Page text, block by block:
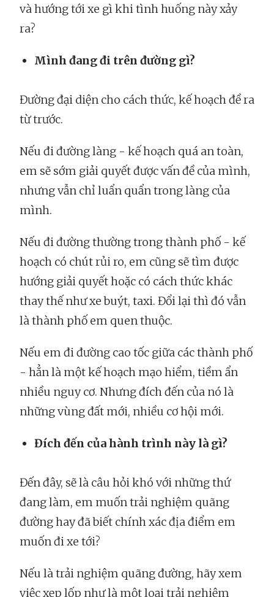
và hướng tới xe gì khi tình huống này xảy
ra?
Mình đang đi trên đường gì?
Đường đại diện cho cách thức, kế hoạch đề ra
từ trước.
Nếu đi đường làng - kế hoạch quá an toàn,
em sẽ sớm giải quyết được vấn đề của mình,
nhưng vẫn chỉ luẩn quẩn trong làng của
mình.
Nếu đi đường thường trong thành phố - kế
hoạch có chút rủi ro, em cũng sẽ tìm được
hướng giải quyết hoặc có cách thức khác
thay thế như xe buýt, taxi. Đổi lại thì đó vẫn
là thành phố em quen thuộc.
Nếu em đi đường cao tốc giữa các thành phố
- hẳn là một kế hoạch mạo hiểm, tiềm ẩn
nhiều nguy cơ. Nhưng đích đến của nó là
những vùng đất mới, nhiều cơ hội mới.
Đích đến của hành trình này là gì?
Đến đây, sẽ là câu hỏi khó với những thứ
đang làm, em muốn trải nghiệm quãng
đường hay đã biết chính xác địa điểm em
muốn đi xe tới?
Nếu là trải nghiệm quãng đường, hãy xem
việc xẹp lốp như là một loại trải nghiệm